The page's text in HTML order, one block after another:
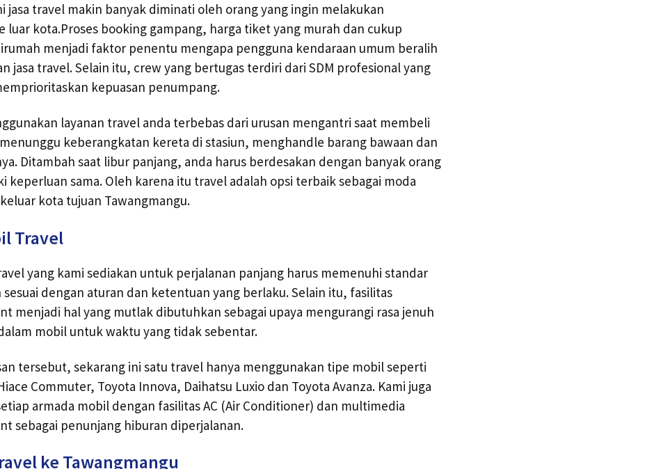
jasa travel makin banyak diminati oleh orang yang ingin melakukan
luar kota.Proses booking gampang, harga tiket yang murah dan cukup
menjadi faktor penentu mengapa pengguna kendaraan umum beralih
jasa travel. Selain itu, crew yang bertugas terdiri dari SDM profesional yang
kepuasan penumpang.
layanan travel anda terbebas dari urusan mengantri saat membeli
keberangkatan kereta di stasiun, menghandle barang bawaan dan
Ditambah saat libur panjang, anda harus berdesakan dengan banyak orang
keperluan sama. Oleh karena itu travel adalah opsi terbaik sebagai moda
kota tujuan Tawangmangu.
Travel
yang kami sediakan untuk perjalanan panjang harus memenuhi standar
sesuai dengan aturan dan ketentuan yang berlaku. Selain itu, fasilitas
menjadi hal yang mutlak dibutuhkan sebagai upaya mengurangi rasa jenuh
mobil untuk waktu yang tidak sebentar.
tersebut, sekarang ini satu travel hanya menggunakan tipe mobil seperti
Commuter, Toyota Innova, Daihatsu Luxio dan Toyota Avanza. Kami juga
armada mobil dengan fasilitas AC (Air Conditioner) dan multimedia
sebagai penunjang hiburan diperjalanan.
ke Tawangmangu